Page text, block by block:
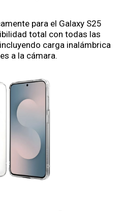
para el Galaxy S25
total con todas las
carga inalámbrica
a la cámara.